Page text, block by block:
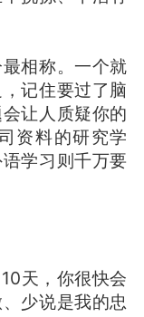
相称。一个就
记住要过了脑
让人质疑你的
资料的研究学
学习则千万要
天，你很快会
少说是我的忠